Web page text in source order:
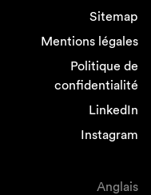
Sitemap
Mentions légales
Politique de
confidentialité
LinkedIn
Instagram
Anglais